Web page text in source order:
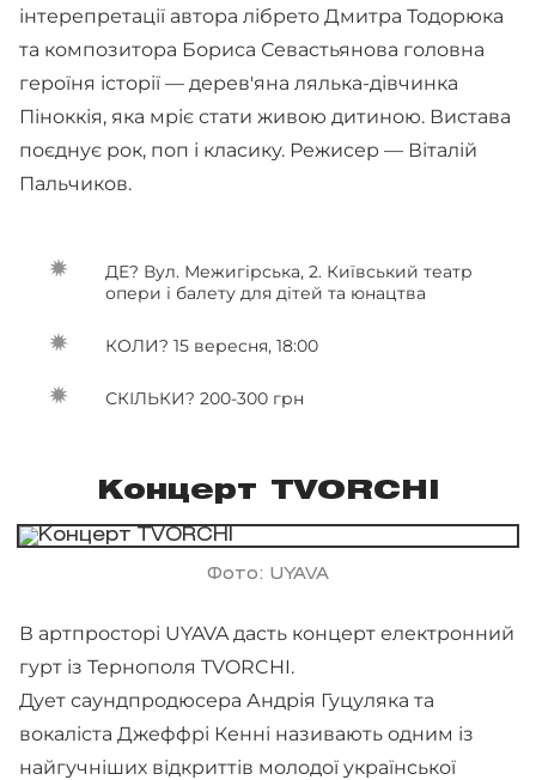
інтерепретації автора лібрето Дмитра Тодорюка
та композитора Бориса Севастьянова головна
героїня історії — дерев'яна лялька-дівчинка
Піноккія, яка мріє стати живою дитиною. Вистава
поєднує рок, поп і класику. Режисер — Віталій
Пальчиков.
ДЕ? Вул. Межигірська, 2. Київський театр
опери і балету для дітей та юнацтва
КОЛИ? 15 вересня, 18:00
СКІЛЬКИ? 200-300 грн
Концерт TVORCHI
Фото: UYAVA
В артпросторі UYAVA дасть концерт електронний
гурт із Тернополя TVORCHI.
Дует саундпродюсера Андрія Гуцуляка та
вокаліста Джеффрі Кенні називають одним із
найгучніших відкриттів молодої української